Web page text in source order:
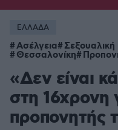
ΕΛΛΑΔΑ
Ασέλγεια
Θεσσαλονίκη
«Δεν είναι
στη 16χρονη
προπονητής